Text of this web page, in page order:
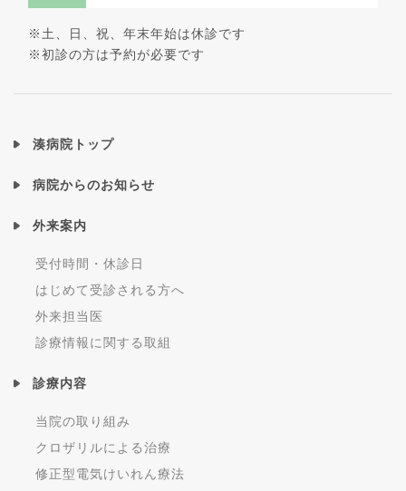
※土、日、祝、年末年始は休診です
※初診の方は予約が必要です
湊病院トップ
病院からのお知らせ
外来案内
受付時間・休診日
はじめて受診される方へ
外来担当医
診療情報に関する取組
診療内容
当院の取り組み
クロザリルによる治療
修正型電気けいれん療法